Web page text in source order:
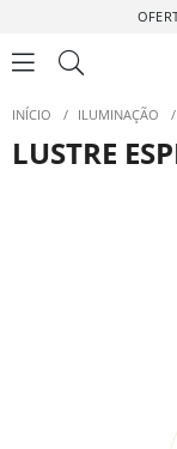
INÍCIO / ILUMINAÇÃO /
LUSTRE